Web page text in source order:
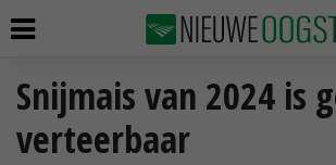
Snijmais van 2024 is
verteerbaar